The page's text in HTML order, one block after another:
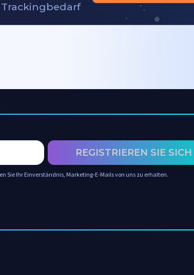
REGISTRIEREN SIE SICH
Sie Ihr Einverständnis, Marketing-E-Mails von uns zu erhalten.